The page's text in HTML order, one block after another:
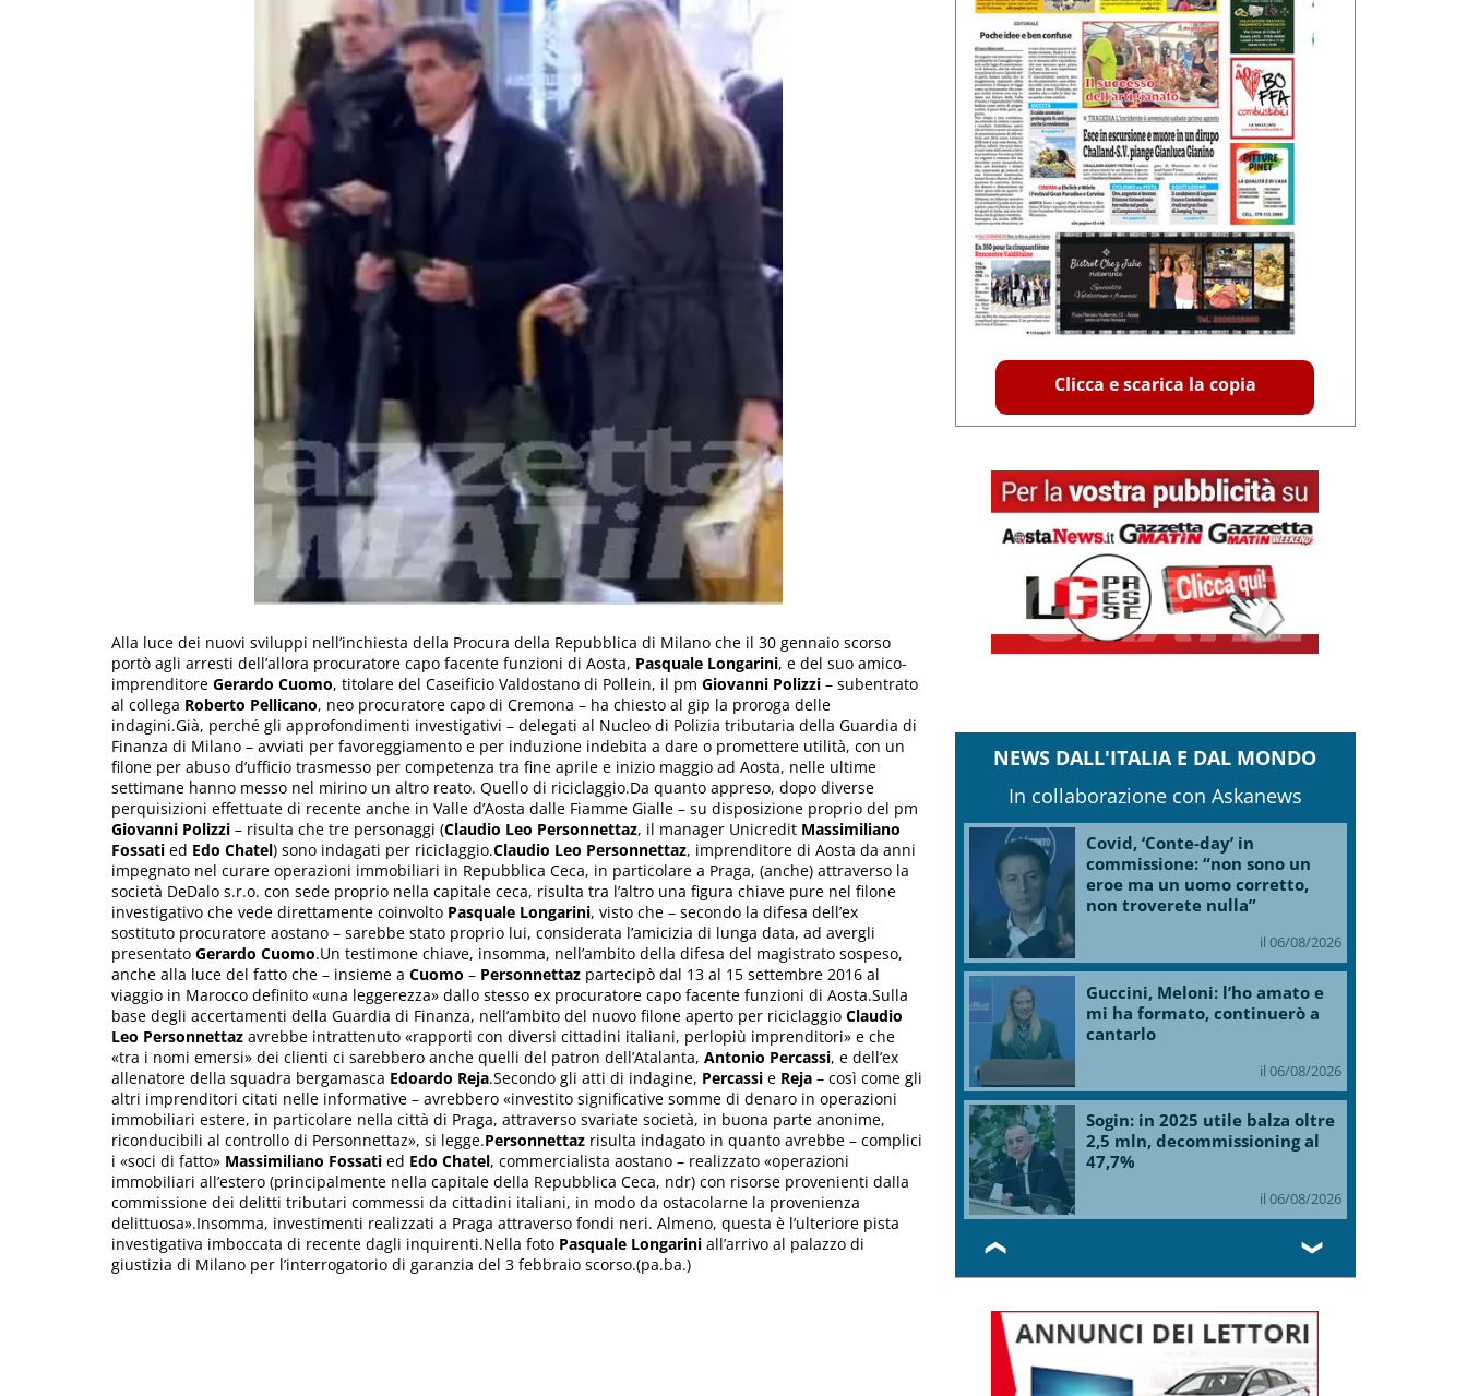
Alla luce dei nuovi sviluppi nell’inchiesta della Procura della Repubblica di Milano che il 30 gennaio scorso
portò agli arresti dell’allora procuratore capo facente funzioni di Aosta, Pasquale Longarini, e del suo amico-
imprenditore Gerardo Cuomo, titolare del Caseificio Valdostano di Pollein, il pm Giovanni Polizzi – subentrato
al collega Roberto Pellicano, neo procuratore capo di Cremona – ha chiesto al gip la proroga delle
indagini.Già, perché gli approfondimenti investigativi – delegati al Nucleo di Polizia tributaria della Guardia di
Finanza di Milano – avviati per favoreggiamento e per induzione indebita a dare o promettere utilità, con un
filone per abuso d’ufficio trasmesso per competenza tra fine aprile e inizio maggio ad Aosta, nelle ultime
settimane hanno messo nel mirino un altro reato. Quello di riciclaggio.Da quanto appreso, dopo diverse
perquisizioni effettuate di recente anche in Valle d’Aosta dalle Fiamme Gialle – su disposizione proprio del pm
Giovanni Polizzi – risulta che tre personaggi (Claudio Leo Personnettaz, il manager Unicredit Massimiliano
Fossati ed Edo Chatel) sono indagati per riciclaggio.Claudio Leo Personnettaz, imprenditore di Aosta da anni
impegnato nel curare operazioni immobiliari in Repubblica Ceca, in particolare a Praga, (anche) attraverso la
società DeDalo s.r.o. con sede proprio nella capitale ceca, risulta tra l’altro una figura chiave pure nel filone
investigativo che vede direttamente coinvolto Pasquale Longarini, visto che – secondo la difesa dell’ex
sostituto procuratore aostano – sarebbe stato proprio lui, considerata l’amicizia di lunga data, ad avergli
presentato Gerardo Cuomo.Un testimone chiave, insomma, nell’ambito della difesa del magistrato sospeso,
anche alla luce del fatto che – insieme a Cuomo – Personnettaz partecipò dal 13 al 15 settembre 2016 al
viaggio in Marocco definito «una leggerezza» dallo stesso ex procuratore capo facente funzioni di Aosta.Sulla
base degli accertamenti della Guardia di Finanza, nell’ambito del nuovo filone aperto per riciclaggio Claudio
Leo Personnettaz avrebbe intrattenuto «rapporti con diversi cittadini italiani, perlopiù imprenditori» e che
«tra i nomi emersi» dei clienti ci sarebbero anche quelli del patron dell’Atalanta, Antonio Percassi, e dell’ex
allenatore della squadra bergamasca Edoardo Reja.Secondo gli atti di indagine, Percassi e Reja – così come gli
altri imprenditori citati nelle informative – avrebbero «investito significative somme di denaro in operazioni
immobiliari estere, in particolare nella città di Praga, attraverso svariate società, in buona parte anonime,
riconducibili al controllo di Personnettaz», si legge.Personnettaz risulta indagato in quanto avrebbe – complici
i «soci di fatto» Massimiliano Fossati ed Edo Chatel, commercialista aostano – realizzato «operazioni
immobiliari all’estero (principalmente nella capitale della Repubblica Ceca, ndr) con risorse provenienti dalla
commissione dei delitti tributari commessi da cittadini italiani, in modo da ostacolarne la provenienza
delittuosa».Insomma, investimenti realizzati a Praga attraverso fondi neri. Almeno, questa è l’ulteriore pista
investigativa imboccata di recente dagli inquirenti.Nella foto Pasquale Longarini all’arrivo al palazzo di
giustizia di Milano per l’interrogatorio di garanzia del 3 febbraio scorso.(pa.ba.)
Clicca e scarica la copia
NEWS DALL'ITALIA E DAL MONDO
In collaborazione con Askanews
Covid, ‘Conte-day’ in
commissione: “non sono un
eroe ma un uomo corretto,
non troverete nulla”
il 06/08/2026
Guccini, Meloni: l’ho amato e
mi ha formato, continuerò a
cantarlo
il 06/08/2026
Sogin: in 2025 utile balza oltre
2,5 mln, decommissioning al
47,7%
il 06/08/2026
❮ ❯